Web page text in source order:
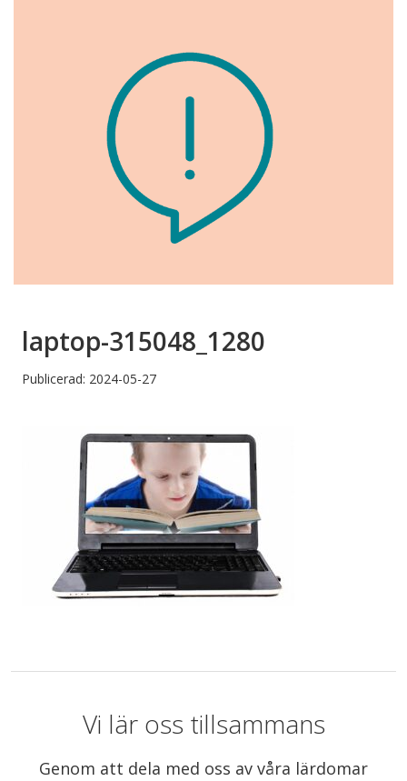
laptop-315048_1280
Publicerad: 2024-05-27
Vi lär oss tillsammans
Genom att dela med oss av våra lärdomar